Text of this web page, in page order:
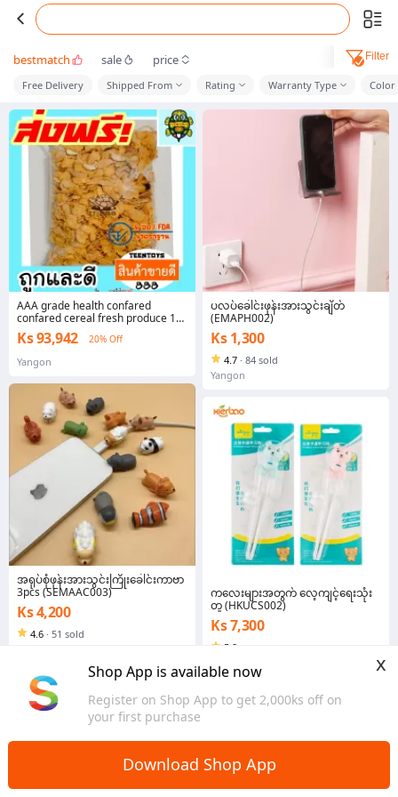
Shop App is available now
Register on Shop App to get 2,000ks off on
your first purchase
x
Download Shop App
bestmatch sale price Filter
Free Delivery Shipped From Rating Warranty Type Color
AAA grade health confared
confared cereal fresh produce 1
kg rancid secret jelly bean turtle
formula
Ks 93,942 20% Off
Yangon
အရုပ်စုံဖုန်းအားသွင်းကြိုးခေါင်းကာဗာ
3pcs (SEMAAC003)
Ks 4,200
4.6 · 51 sold
ပလပ်ခေါင်းဖုန်းအားသွင်းချိတ်
(EMAPH002)
Ks 1,300
4.7 · 84 sold
Yangon
ကလေးများအတွက် လေ့ကျင့်ရေးသုံး
တူ (HKUCS002)
Ks 7,300
5.0